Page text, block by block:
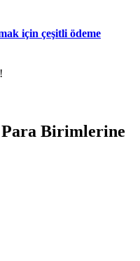
için çeşitli ödeme
Birimlerine